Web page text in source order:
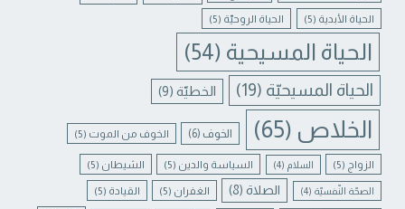
الحياة الأبدية (5) الحياة الروحيّة (5)
الحياة المسيحية (54)
الحياة المسيحيّة (19) الخطيّة (9)
الخلاص (65) الخوف (6) الخوف من الموت (5)
الزواج (5) السلام (4) السياسة والدين (5) الشيطان (5)
الصحّة النّفسيّة (4) الصلاة(8) الغفران (5) القيادة (5)